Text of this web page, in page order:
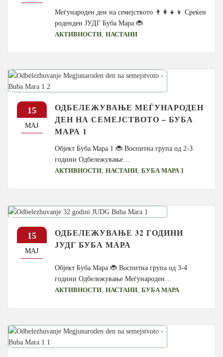
Меѓународен ден на семејството 👨‍👩‍👧‍👦 Среќен
роденден ЈУДГ Буба Мара 🐞
АКТИВНОСТИ ,НАСТАНИ
15
МАЈ
ОДБЕЛЕЖУВАЊЕ МЕЃУНАРОДЕН
ДЕН НА СЕМЕЈСТВОТО – БУБА
МАРА 1
Објект Буба Мара 1 🐞 Воспитна група од 2-3
години Одбележување…
АКТИВНОСТИ ,НАСТАНИ ,БУБА МАРА 1
15
МАЈ
ОДБЕЛЕЖУВАЊЕ 32 ГОДИНИ
ЈУДГ БУБА МАРА
Објект Буба Мара 🐞 Воспитна група од 3-4
години Одбележување Меѓународен…
АКТИВНОСТИ ,НАСТАНИ ,БУБА МАРА